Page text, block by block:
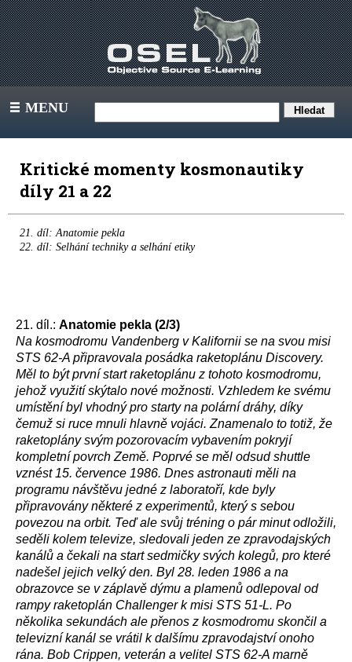
III MENU
Kritické momenty kosmonautiky
díly 21 a 22
21. díl: Anatomie pekla
22. díl: Selhání techniky a selhání etiky
21. díl.: Anatomie pekla (2/3)
Na kosmodromu Vandenberg v Kalifornii se na svou misi
STS 62-A připravovala posádka raketoplánu Discovery.
Měl to být první start raketoplánu z tohoto kosmodromu,
jehož využití skýtalo nové možnosti. Vzhledem ke svému
umístění byl vhodný pro starty na polární dráhy, díky
čemuž si ruce mnuli hlavně vojáci. Znamenalo to totiž, že
raketoplány svým pozorovacím vybavením pokryjí
kompletní povrch Země. Poprvé se měl odsud shuttle
vznést 15. července 1986. Dnes astronauti měli na
programu návštěvu jedné z laboratoří, kde byly
připravovány některé z experimentů, který s sebou
povezou na orbit. Teď ale svůj tréning o pár minut odložili,
seděli kolem televize, sledovali jeden ze zpravodajských
kanálů a čekali na start sedmičky svých kolegů, pro které
nadešel jejich velký den. Byl 28. leden 1986 a na
obrazovce se v záplavě dýmu a plamenů odlepoval od
rampy raketoplán Challenger k misi STS 51-L. Po
několika sekundách ale přenos z kosmodromu skončil a
televizní kanál se vrátil k dalšímu zpravodajství onoho
rána. Bob Crippen, veterán a velitel STS 62-A marně